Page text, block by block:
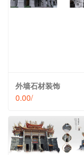
外墙石材装饰
0.00/